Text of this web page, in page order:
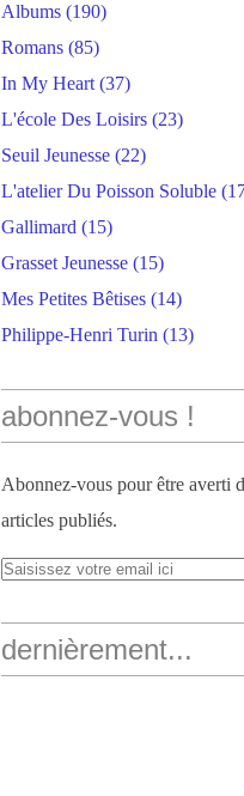
Albums (190)
Romans (85)
In My Heart (37)
L'école Des Loisirs (23)
Seuil Jeunesse (22)
L'atelier Du Poisson Soluble
Gallimard (15)
Grasset Jeunesse (15)
Mes Petites Bêtises (14)
Philippe-Henri Turin (13)
abonnez-vous !
Abonnez-vous pour être averti
articles publiés.
dernièrement...